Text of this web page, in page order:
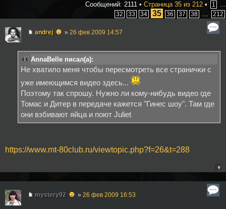
Сообщений: 2111 • Страница 35 из 212 • 1 ...
32 33 34 35 36 37 38 ... 212
andrej ☻ » 26 фев 2009 14:57
AnnaBelle писал(а):
Не хватило меня чтобы пересмотреть все странички с
уже имеющимся видео здесь...
Поэтому так спрошу. Нужно ли кому-нибудь видео где
Томас и Дитер в передаче кажется "Гинес шоу". Там где
они взбивают яйца и поют Juliet
https://www.mt-80club.ru/viewtopic.php?f=26&t=288
mystery92 ☻ » 26 фев 2009 16:53